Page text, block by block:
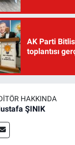
AK Parti
toplantısı
HAKKINDA
ŞINIK